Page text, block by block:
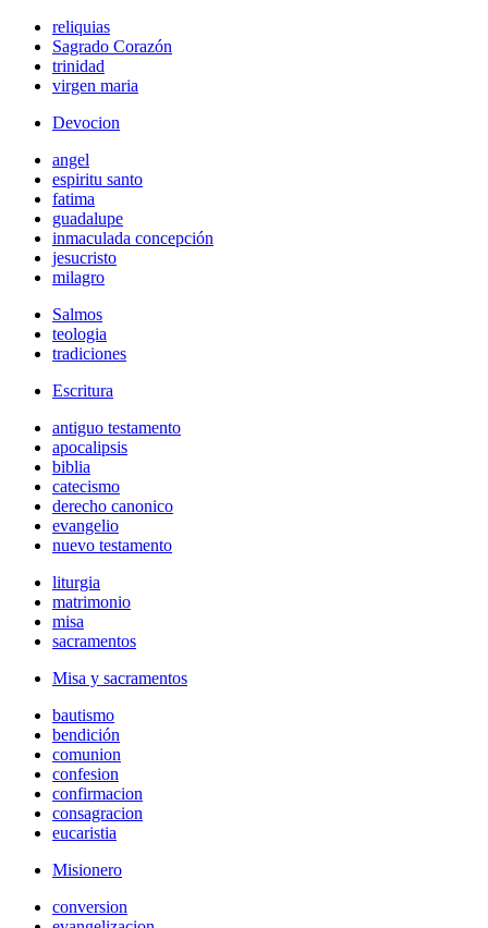
reliquias
Sagrado Corazón
trinidad
virgen maria
Devocion
angel
espiritu santo
fatima
guadalupe
inmaculada concepción
jesucristo
milagro
Salmos
teologia
tradiciones
Escritura
antiguo testamento
apocalipsis
biblia
catecismo
derecho canonico
evangelio
nuevo testamento
liturgia
matrimonio
misa
sacramentos
Misa y sacramentos
bautismo
bendición
comunion
confesion
confirmacion
consagracion
eucaristia
Misionero
conversion